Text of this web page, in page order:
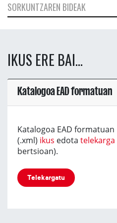
SORKUNTZAREN BIDEAK
IKUS ERE BAI...
Katalogoa EAD formatuan
Katalogoa EAD formatuan
(.xml) ikus edota telekarga
bertsioan).
Telekargatu